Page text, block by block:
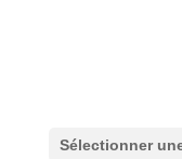
Sélectionner